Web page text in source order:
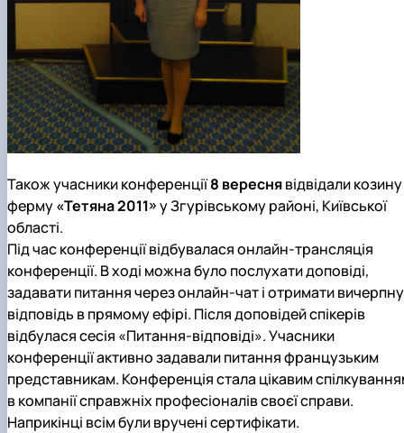
Також учасники конференції8 вереснявідвідали козину
ферму«Тетяна 2011»у Згурівському районі, Київської
області.
Під час конференції відбувалася онлайн-трансляція
конференції. В ході можна було послухати доповіді,
задавати питання через онлайн-чат і отримати вичерпну
відповідь в прямому ефірі. Після доповідей спікерів
відбулася сесія «Питання-відповіді». Учасники
конференції активно задавали питання французьким
представникам. Конференція стала цікавим
в компанії справжніх професіоналів своєї справи.
Наприкінці всім були вручені сертифікати.